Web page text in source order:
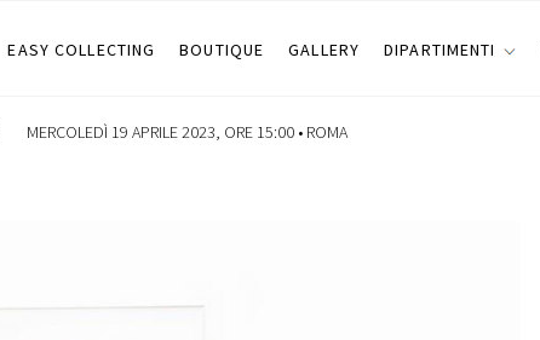
EASY COLLECTING BOUTIQUE GALLERY DIPARTIMENTI
MERCOLEDÌ 19 APRILE 2023, ORE 15:00 • ROMA